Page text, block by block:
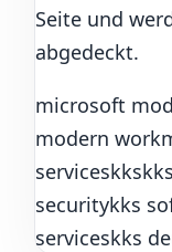
Seite und
abgedeckt.
microsoft
modern work
serviceskks
securitykks
serviceskks